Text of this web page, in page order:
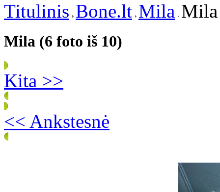
Titulinis Bone.lt Mila
Mila (6 foto iš 10)
Kita >>
<< Ankstesnė